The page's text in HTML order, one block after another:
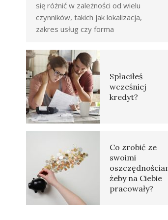
się różnić w zależności od wielu
czynników, takich jak lokalizacja,
zakres usług czy forma
Spłaciłeś
wcześniej
kredyt?
Co zrobić ze
swoimi
żeby na Ciebie
pracowały?